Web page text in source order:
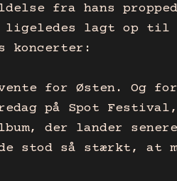
fra hans
lagt op til
koncerter:
for Østen. Og
på Spot Festival,
der lander
stod så stærkt, at